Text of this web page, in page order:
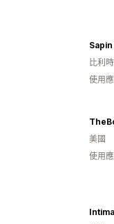
比利時
使用
美國
使用